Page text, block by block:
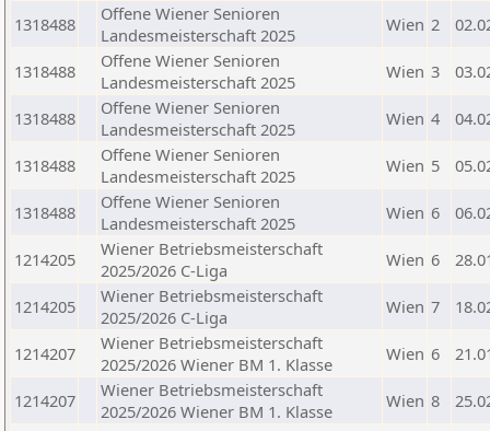
1318488
Offene Wiener Senioren
Landesmeisterschaft 2025
Wien 2
1318488
Offene Wiener Senioren
Landesmeisterschaft 2025
Wien 3
1318488
Offene Wiener Senioren
Landesmeisterschaft 2025
Wien 4
1318488
Offene Wiener Senioren
Landesmeisterschaft 2025
Wien 5
1318488
Offene Wiener Senioren
Landesmeisterschaft 2025
Wien 6
1214205
Wiener Betriebsmeisterschaft
2025/2026 C-Liga
Wien 6
1214205
Wiener Betriebsmeisterschaft
2025/2026 C-Liga
Wien 7
1214207
Wiener Betriebsmeisterschaft
2025/2026 Wiener BM 1. Klasse
Wien 6
1214207
Wiener Betriebsmeisterschaft
2025/2026 Wiener BM 1. Klasse
Wien 8